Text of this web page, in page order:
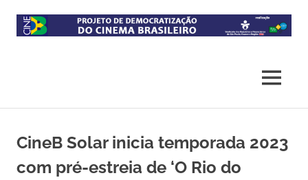
content
brasileiro
MENU
CineB Solar inicia temporada 2023
com pré-estreia de ‘O Rio do